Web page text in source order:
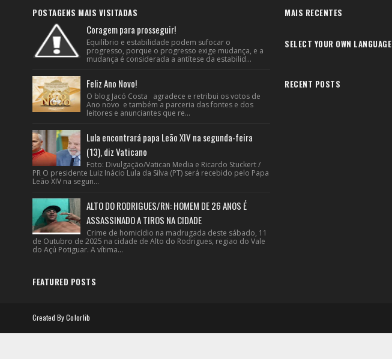
POSTAGENS MAIS VISITADAS
Coragem para prosseguir!
Equilíbrio e estabilidade podem sufocar o
progresso, porque o progresso exige mudança, e a
mudança é considerada a antítese da estabilid...
Feliz Ano Novo!
O blog Jacó Costa agradece e retribui os votos de
Ano novo e também a parceria das fontes e dos
leitores e anunciantes que re...
Lula encontrará papa Leão XIV na segunda-feira
(13), diz Vaticano
Foto: Divulgação/Vatican Media e Ricardo Stuckert /
PR O presidente Luiz Inácio Lula da Silva (PT) será recebido pelo Papa
Leão XIV na segun...
ALTO DO RODRIGUES/RN: HOMEM DE 26 ANOS É
ASSASSINADO A TIROS NA CIDADE
Crime de homicídio na madrugada deste sábado, 11
de Outubro de 2025 na cidade de Alto do Rodrigues, regiao do Vale
do Açú Potiguar. A vítima...
FEATURED POSTS
MAIS RECENTES
SELECT YOUR OWN LANGUAGE
RECENT POSTS
Created ByColorlib